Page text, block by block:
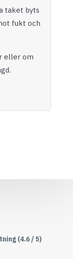
taket byts
fukt och
eller om
(4.6 / 5)